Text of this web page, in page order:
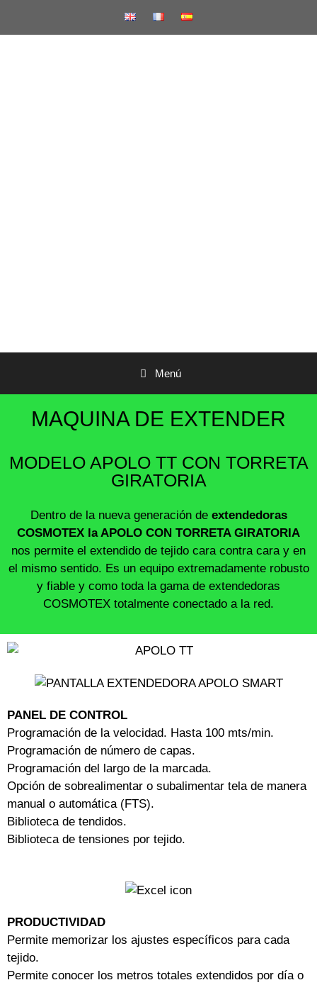
Menú
MAQUINA DE EXTENDER
MODELO APOLO TT CON TORRETA
GIRATORIA
Dentro de la nueva generación de extendedoras
COSMOTEX la APOLO CON TORRETA GIRATORIA
nos permite el extendido de tejido cara contra cara y en
el mismo sentido. Es un equipo extremadamente robusto
y fiable y como toda la gama de extendedoras
COSMOTEX totalmente conectado a la red.
PANEL DE CONTROL
Programación de la velocidad. Hasta 100 mts/min.
Programación de número de capas.
Programación del largo de la marcada.
Opción de sobrealimentar o subalimentar tela de manera
manual o automática (FTS).
Biblioteca de tendidos.
Biblioteca de tensiones por tejido.
PRODUCTIVIDAD
Permite memorizar los ajustes específicos para cada
tejido.
Permite conocer los metros totales extendidos por día o